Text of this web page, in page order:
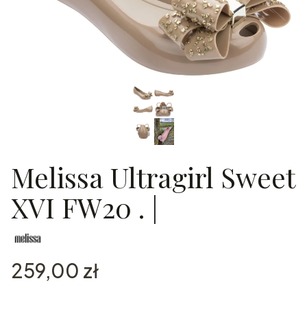
Melissa Ultragirl Sweet
XVI FW20 . |
Cena
259,00 zł